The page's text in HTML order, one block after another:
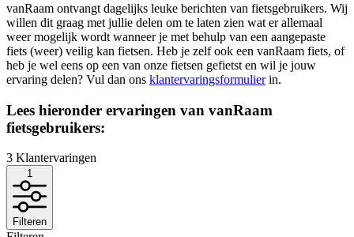
vanRaam ontvangt dagelijks leuke berichten van fietsgebruikers. Wij
willen dit graag met jullie delen om te laten zien wat er allemaal
weer mogelijk wordt wanneer je met behulp van een aangepaste
fiets (weer) veilig kan fietsen. Heb je zelf ook een vanRaam fiets, of
heb je wel eens op een van onze fietsen gefietst en wil je jouw
ervaring delen? Vul dan ons klantervaringsformulierin.
Lees hieronder ervaringen van vanRaam
fietsgebruikers:
3 Klantervaringen
1
Filteren